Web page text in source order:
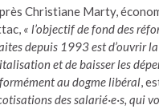
Christiane Marty,
« l’objectif de fond des
depuis 1993 est d’ouvrir
et de baisser les
au dogme libéral,
des salarié·e·s, qui